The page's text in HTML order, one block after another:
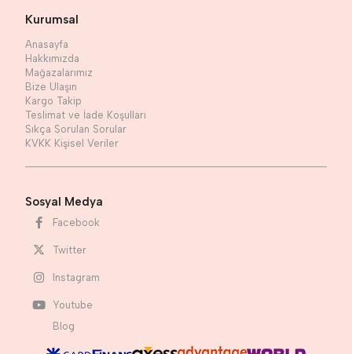
Kurumsal
Anasayfa
Hakkımızda
Mağazalarımız
Bize Ulaşın
Kargo Takip
Teslimat ve İade Koşulları
Sıkça Sorulan Sorular
KVKK Kişisel Veriler
Sosyal Medya
Facebook
Twitter
Instagram
Youtube
Blog